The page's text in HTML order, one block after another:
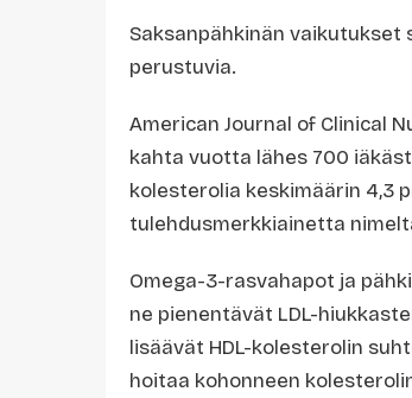
Saksanpähkinän
perustuvia.
American Journal of Clinical
kahta vuotta lähes 700
kolesterolia keskimäärin 4,3
tulehdusmerkkiainetta
Omega-3-rasvahapot ja
ne pienentävät LDL-
lisäävät HDL-kolesterolin
hoitaa kohonneen